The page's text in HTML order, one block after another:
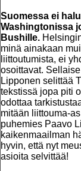
Suomessa ei
Washingtonissa
Bushille.
minä ainakaan
liittoutumista, ei
osoittavat.
Lipponen selittää
tekstissä jopa piti
odottaa
mitään liittouma-
puhemies Paavo
kaikenmaailman
hyvin, että nyt
asioita selvittää!